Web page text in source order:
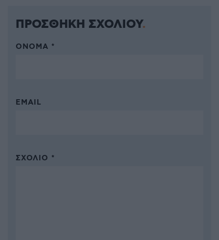
ΠΡΟΣΘΗΚΗ ΣΧΟΛΙΟΥ
ΌΝΟΜΑ *
EMAIL
ΣΧΌΛΙΟ *